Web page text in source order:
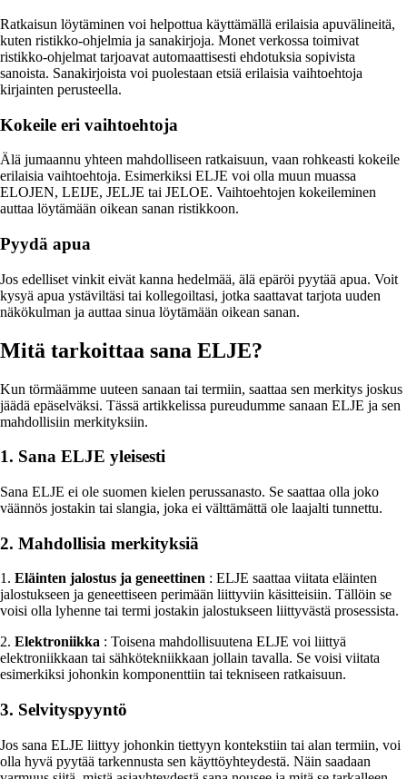
Ratkaisun löytäminen voi helpottua käyttämällä erilaisia apuvälineitä,
kuten ristikko-ohjelmia ja sanakirjoja. Monet verkossa toimivat
ristikko-ohjelmat tarjoavat automaattisesti ehdotuksia sopivista
sanoista. Sanakirjoista voi puolestaan etsiä erilaisia vaihtoehtoja
kirjainten perusteella.
Kokeile eri vaihtoehtoja
Älä jumaannu yhteen mahdolliseen ratkaisuun, vaan rohkeasti kokeile
erilaisia vaihtoehtoja. Esimerkiksi ELJE voi olla muun muassa
ELOJEN, LEIJE, JELJE tai JELOE. Vaihtoehtojen kokeileminen
auttaa löytämään oikean sanan ristikkoon.
Pyydä apua
Jos edelliset vinkit eivät kanna hedelmää, älä epäröi pyytää apua. Voit
kysyä apua ystäviltäsi tai kollegoiltasi, jotka saattavat tarjota uuden
näkökulman ja auttaa sinua löytämään oikean sanan.
Mitä tarkoittaa sana ELJE?
Kun törmäämme uuteen sanaan tai termiin, saattaa sen merkitys joskus
jäädä epäselväksi. Tässä artikkelissa pureudumme sanaan ELJE ja sen
mahdollisiin merkityksiin.
1. Sana ELJE yleisesti
Sana ELJE ei ole suomen kielen perussanasto. Se saattaa olla joko
väännös jostakin tai slangia, joka ei välttämättä ole laajalti tunnettu.
2. Mahdollisia merkityksiä
1. Eläinten jalostus ja geneettinen : ELJE saattaa viitata eläinten
jalostukseen ja geneettiseen perimään liittyviin käsitteisiin. Tällöin se
voisi olla lyhenne tai termi jostakin jalostukseen liittyvästä prosessista.
2. Elektroniikka : Toisena mahdollisuutena ELJE voi liittyä
elektroniikkaan tai sähkötekniikkaan jollain tavalla. Se voisi viitata
esimerkiksi johonkin komponenttiin tai tekniseen ratkaisuun.
3. Selvityspyyntö
Jos sana ELJE liittyy johonkin tiettyyn kontekstiin tai alan termiin, voi
olla hyvä pyytää tarkennusta sen käyttöyhteydestä. Näin saadaan